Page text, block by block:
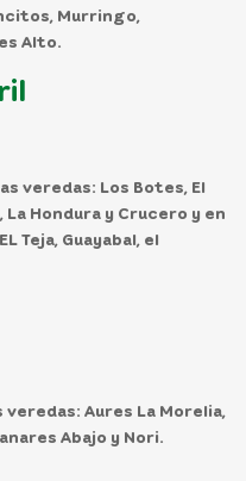
Murringo,
Alto.
veredas: Los Botes, El
Hondura y Crucero y en
Teja, Guayabal, el
veredas: Aures La Morelia,
Abajo y Nori.